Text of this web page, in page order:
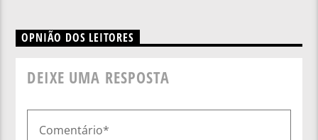
OPNIÃO DOS LEITORES
DEIXE UMA RESPOSTA